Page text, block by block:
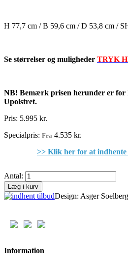
H 77,7 cm / B 59,6 cm / D 53,8 cm /
Se størrelser og muligheder TRYK
NB! Bemærk prisen herunder er for
Upolstret.
Pris: 5.995 kr.
Specialpris: Fra 4.535 kr.
>> Klik her for at
Antal:
Læg i kurv
Design: Asger Soelberg
Information